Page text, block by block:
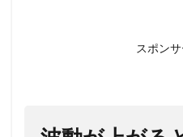
スポン